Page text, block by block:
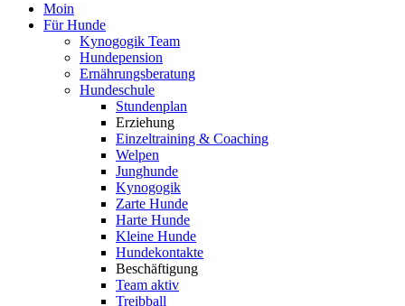
Moin
Für Hunde
Kynogogik Team
Hundepension
Ernährungsberatung
Hundeschule
Stundenplan
Erziehung
Einzeltraining & Coaching
Welpen
Junghunde
Kynogogik
Zarte Hunde
Harte Hunde
Kleine Hunde
Hundekontakte
Beschäftigung
Team aktiv
Treibball